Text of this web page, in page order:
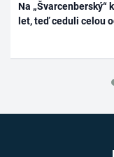
Na „Švarcenberský“
let, teď ceduli celou